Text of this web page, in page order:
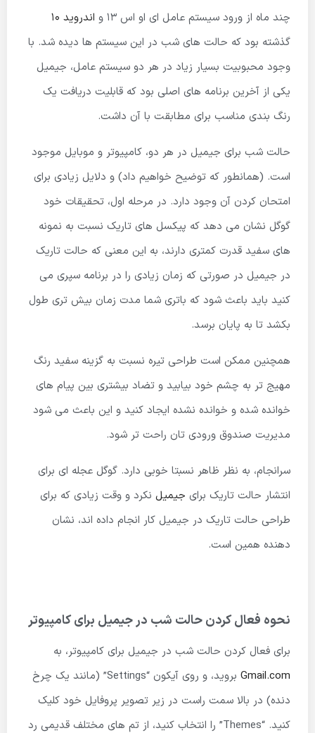
چند ماه از ورود سیستم عامل ای او اس 13 و
اندروید 10
گذشته بود که حالت های شب در این سیستم ها دیده شد. با
وجود محبوبیت بسیار زیاد در هر دو سیستم عامل، جیمیل
یکی از آخرین برنامه های اصلی بود که قابلیت دریافت یک
رنگ بندی مناسب برای مطابقت با آن داشت.
حالت شب برای جیمیل در هر دو، کامپیوتر و موبایل موجود
است. (همانطور که توضیح خواهیم داد) و دلایل زیادی برای
امتحان کردن آن وجود دارد. در مرحله اول، تحقیقات خود
گوگل نشان می دهد که پیکسل های تاریک نسبت به نمونه
های سفید قدرت کمتری دارند، به این معنی که حالت تاریک
در جیمیل در صورتی که زمان زیادی را در برنامه سپری می
کنید باید باعث شود که باتری شما مدت زمان بیش تری طول
بکشد تا به پایان برسد.
همچنین ممکن است طراحی تیره نسبت به گزینه سفید رنگ
مهیج تر به چشم خود بیابید و تضاد بیشتری بین پیام های
خوانده شده و خوانده نشده ایجاد کنید و این باعث می شود
مدیریت صندوق ورودی تان راحت تر شود.
سرانجام، به نظر ظاهر نسبتا خوبی دارد. گوگل عجله ای برای
انتشار حالت تاریک برای جیمیل نکرد و وقت زیادی که برای
طراحی حالت تاریک در جیمیل کار انجام داده اند، نشان
دهنده همین است.
نحوه فعال کردن حالت شب در جیمیل برای کامپیوتر
برای فعال کردن حالت شب در جیمیل برای کامپیوتر، به
Gmail.com
بروید، و روی آیکون “Settings” (مانند یک چرخ
دنده) در بالا سمت راست در زیر تصویر پروفایل خود کلیک
کنید. “Themes” را انتخاب کنید، از تم های مختلف قدیمی رد